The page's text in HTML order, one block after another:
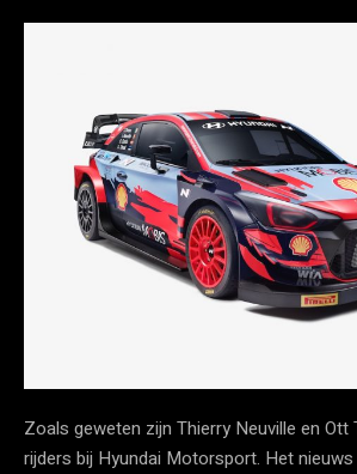
Zoals geweten zijn Thierry Neuville en Ott
rijders bij Hyundai Motorsport. Het